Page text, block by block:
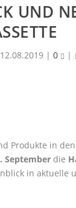
UND
12.08.2019| 0 |
Produkte in
September die
in aktuelle